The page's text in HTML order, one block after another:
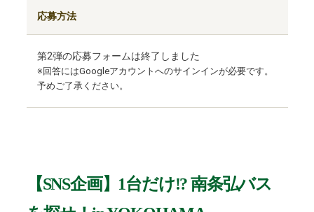
応募方法
第2弾の応募フォームは終了しました
※回答にはGoogleアカウントへのサインインが必要です。
予めご了承ください。
【SNS企画】1台だけ!? 南条弘バス